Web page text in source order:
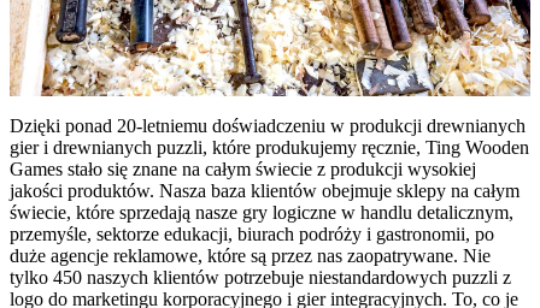
Dzięki ponad 20-letniemu doświadczeniu w produkcji drewnianych
gier i drewnianych puzzli, które produkujemy ręcznie, Ting Wooden
Games stało się znane na całym świecie z produkcji wysokiej
jakości produktów. Nasza baza klientów obejmuje sklepy na całym
świecie, które sprzedają nasze gry logiczne w handlu detalicznym,
przemyśle, sektorze edukacji, biurach podróży i gastronomii, po
duże agencje reklamowe, które są przez nas zaopatrywane. Nie
tylko 450 naszych klientów potrzebuje niestandardowych puzzli z
logo do marketingu korporacyjnego i gier integracyjnych. To, co je